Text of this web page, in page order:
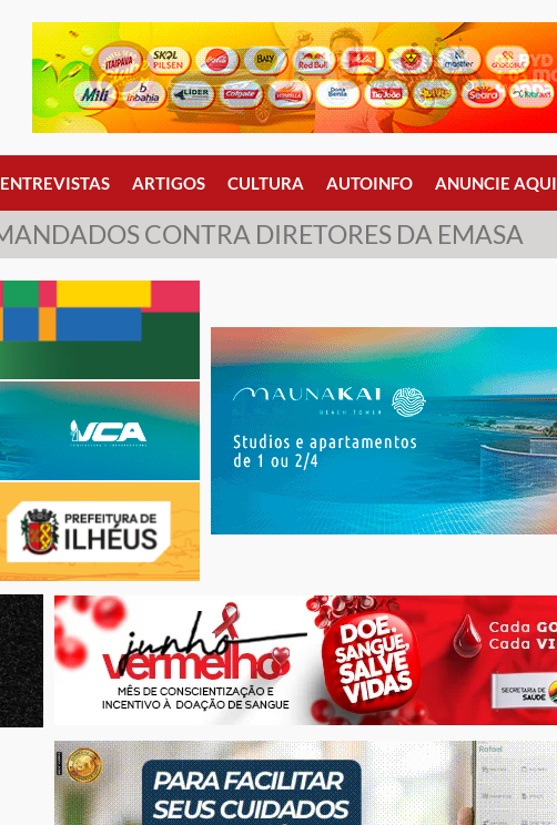
ENTREVISTAS ARTIGOS CULTURA AUTOINFO ANUNCIE AQUI
CONTRA DIRETORES DA EMASA